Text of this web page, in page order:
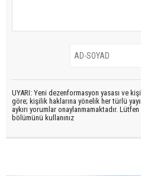
UYARI: Yeni dezenformasyon yasası ve
göre; kişilik haklarına yönelik her türlü
aykırı yorumlar onaylanmamaktadır.
bölümünü kullanınız